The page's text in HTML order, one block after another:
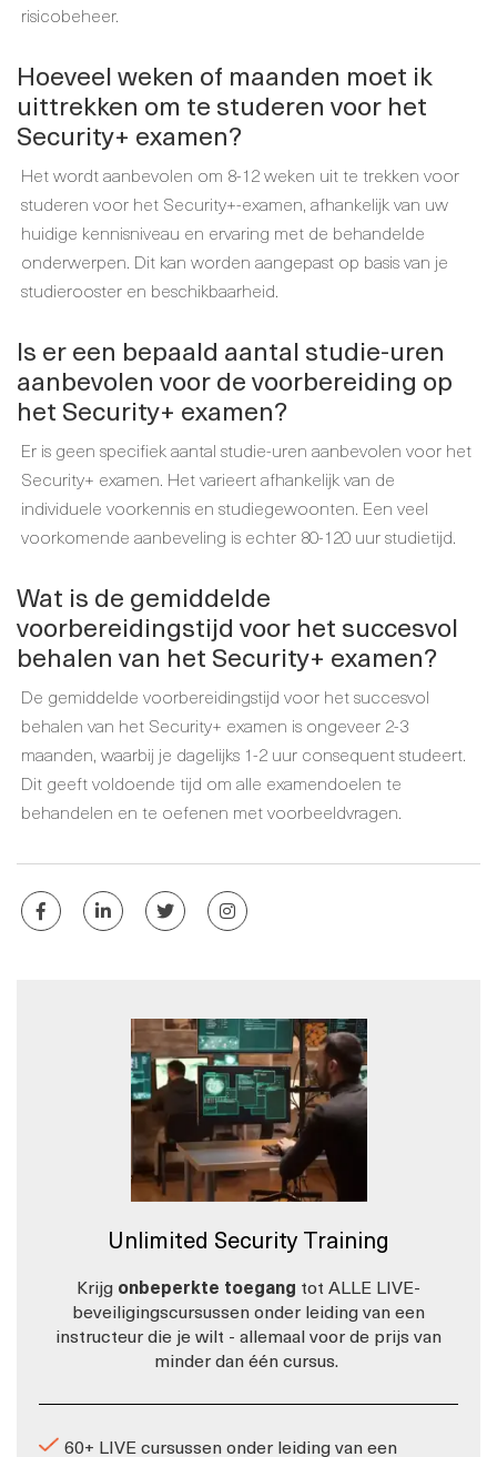
risicobeheer.
Hoeveel weken of maanden moet ik
uittrekken om te studeren voor het
Security+ examen?
Het wordt aanbevolen om 8-12 weken uit te trekken voor
studeren voor het Security+-examen, afhankelijk van uw
huidige kennisniveau en ervaring met de behandelde
onderwerpen. Dit kan worden aangepast op basis van je
studierooster en beschikbaarheid.
Is er een bepaald aantal studie-uren
aanbevolen voor de voorbereiding op
het Security+ examen?
Er is geen specifiek aantal studie-uren aanbevolen voor het
Security+ examen. Het varieert afhankelijk van de
individuele voorkennis en studiegewoonten. Een veel
voorkomende aanbeveling is echter 80-120 uur studietijd.
Wat is de gemiddelde
voorbereidingstijd voor het succesvol
behalen van het Security+ examen?
De gemiddelde voorbereidingstijd voor het succesvol
behalen van het Security+ examen is ongeveer 2-3
maanden, waarbij je dagelijks 1-2 uur consequent studeert.
Dit geeft voldoende tijd om alle examendoelen te
behandelen en te oefenen met voorbeeldvragen.
Unlimited Security Training
Krijg onbeperkte toegang tot ALLE LIVE-
beveiligingscursussen onder leiding van een
instructeur die je wilt - allemaal voor de prijs van
minder dan één cursus.
60+ LIVE cursussen onder leiding van een